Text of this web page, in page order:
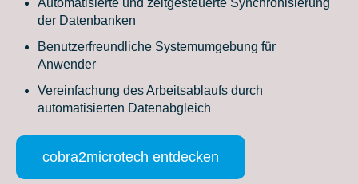
Automatisierte und zeitgesteuerte Synchronisierung
der Datenbanken
Benutzerfreundliche Systemumgebung für
Anwender
Vereinfachung des Arbeitsablaufs durch
automatisierten Datenabgleich
cobra2microtech entdecken